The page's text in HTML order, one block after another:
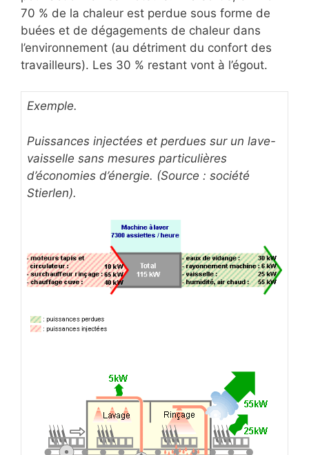
70 % de la chaleur est perdue sous forme de
buées et de dégagements de chaleur dans
l’environnement (au détriment du confort des
travailleurs). Les 30 % restant vont à l’égout.
Exemple.
Puissances injectées et perdues sur un lave-
vaisselle sans mesures particulières
d’économies d’énergie. (Source : société
Stierlen).